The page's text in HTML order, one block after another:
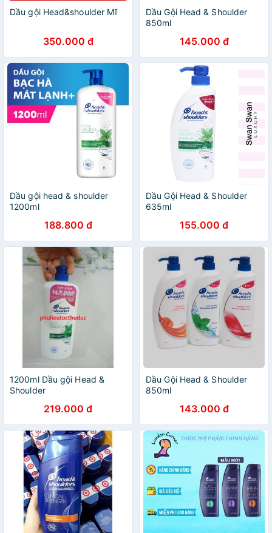
Dầu gội Head&shoulder Mĩ
350.000 đ
Dầu Gội Head & Shoulder
850ml
145.000 đ
Dầu gội head & shoulder
1200ml
188.800 đ
Dầu Gội Head & Shoulder
635ml
155.000 đ
1200ml Dầu gội Head &
Shoulder
219.000 đ
Dầu Gội Head & Shoulder
850ml
143.000 đ